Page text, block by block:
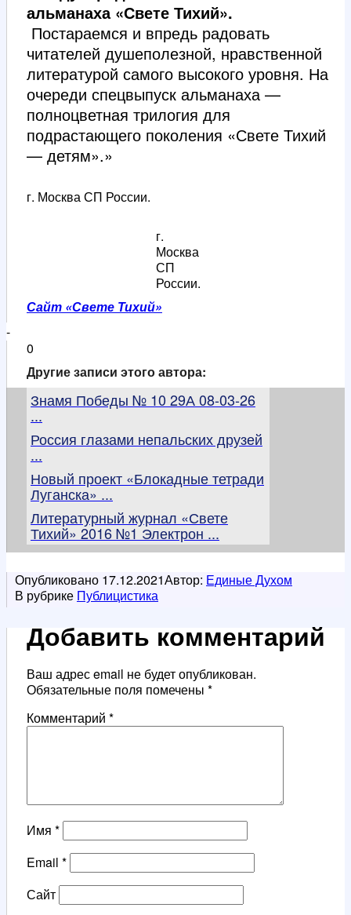
альманаха «Свете Тихий».
Постараемся и впредь радовать
читателей душеполезной, нравственной
литературой самого высокого уровня. На
очереди спецвыпуск альманаха —
полноцветная трилогия для
подрастающего поколения «Свете Тихий
— детям».»
г. Москва СП России.
г.
Москва
СП
России.
Сайт «Свете Тихий»
-
0
Другие записи этого автора:
Знамя Победы № 10 29А 08-03-26
...
Россия глазами непальских друзей
...
Новый проект «Блокадные тетради
Луганска» ...
Литературный журнал «Свете
Тихий» 2016 №1 Электрон ...
Опубликовано 17.12.2021Автор: Единые Духом
В рубрике Публицистика
Добавить комментарий
Ваш адрес email не будет опубликован.
Обязательные поля помечены *
Комментарий *
Имя *
Email *
Сайт